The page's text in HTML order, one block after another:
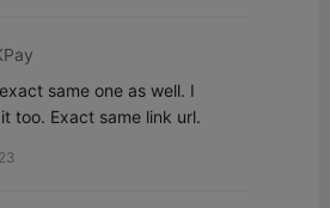
same one as well. I
too. Exact same link url.